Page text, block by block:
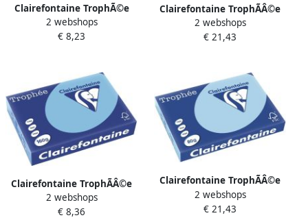
Clairefontaine TrophÃ©e
Intens gekleurd papier A4
80 g 500 vel feloranje
2 webshops
€ 8,23
Clairefontaine TrophÃÂ©e
Pastel gekleurd papier A3
80 g 500 vel natuurgroen
2 webshops
€ 21,43
Clairefontaine TrophÃÂ©e
Pastel gekleurd papier A4
160 g 250 vel
2 webshops
€ 8,36
Clairefontaine TrophÃÂ©e
Pastel gekleurd papier A3
80 g 500 vel blauw
2 webshops
€ 21,43